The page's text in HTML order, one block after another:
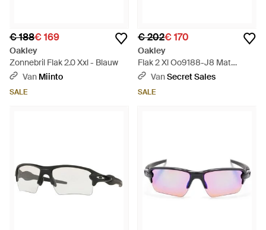
€ 188€ 169
Oakley
Zonnebril Flak 2.0 Xxl - Blauw
Van Miinto
SALE
€ 202€ 170
Oakley
Flak 2 Xl Oo9188-J8 Mat
Grenache Prizm Golf Zonnebril
VanSecret Sales
SALE